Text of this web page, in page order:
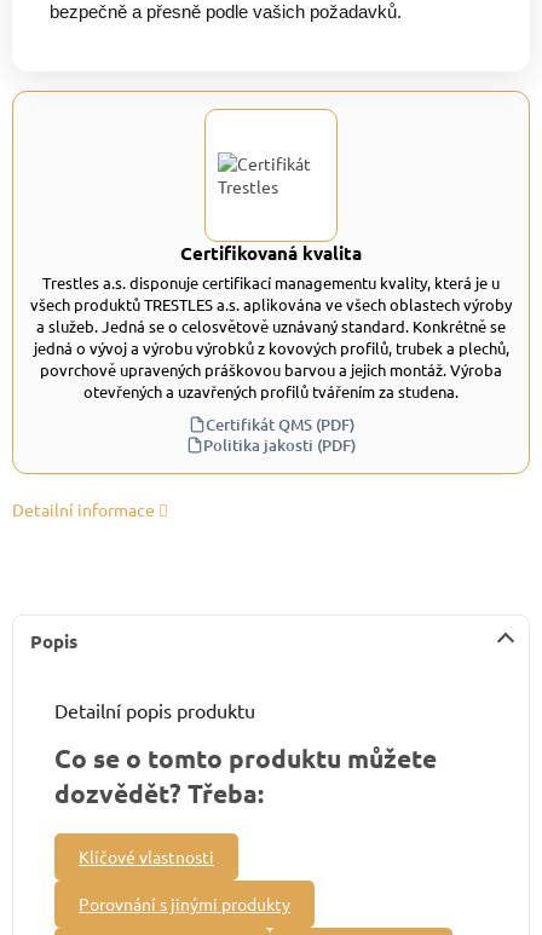
bezpečně a přesně podle vašich požadavků.
Certifikovaná kvalita
Trestles a.s. disponuje certifikací managementu kvality, která je u
všech produktů TRESTLES a.s. aplikována ve všech oblastech výroby
a služeb. Jedná se o celosvětově uznávaný standard. Konkrétně se
jedná o vývoj a výrobu výrobků z kovových profilů, trubek a plechů,
povrchově upravených práškovou barvou a jejich montáž. Výroba
otevřených a uzavřených profilů tvářením za studena.
Certifikát QMS (PDF)
Politika jakosti (PDF)
Detailní informace
Popis
Detailní popis produktu
Co se o tomto produktu můžete
dozvědět? Třeba:
Klíčové vlastnosti
Porovnání s jinými produkty